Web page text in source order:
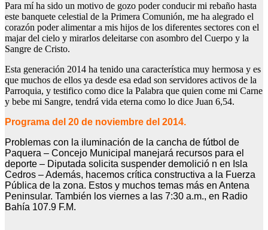
Para mí ha sido un motivo de gozo poder conducir mi rebaño hasta
este banquete celestial de la Primera Comunión, me ha alegrado el
corazón poder alimentar a mis hijos de los diferentes sectores con el
majar del cielo y mirarlos deleitarse con asombro del Cuerpo y la
Sangre de Cristo.
Esta generación 2014 ha tenido una característica muy hermosa y es
que muchos de ellos ya desde esa edad son servidores activos de la
Parroquia, y testifico como dice la Palabra que quien come mi Carne
y bebe mi Sangre, tendrá vida eterna como lo dice Juan 6,54.
Programa del 20 de noviembre del 2014.
Problemas con la iluminación de la cancha de fútbol de
Paquera – Concejo Municipal manejará recursos para el
deporte – Diputada solicita suspender demolició n en Isla
Cedros – Además, hacemos crítica constructiva a la Fuerza
Pública de la zona. Estos y muchos temas más en Antena
Peninsular. También los viernes a las 7:30 a.m., en Radio
Bahía 107.9 F.M.